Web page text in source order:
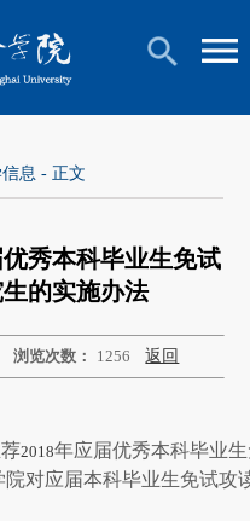
息 - 正文
秀本科毕业生免试
的实施办法
浏览次数： 1256 返回
2018年应届优秀本科毕业
对应届本科毕业生免试攻